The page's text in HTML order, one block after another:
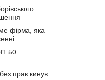
фірма, яка
50
прав кинув